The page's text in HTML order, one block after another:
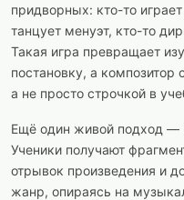
придворных: кто-то
танцует менуэт, кто-то
Такая игра превращает
постановку, а
а не просто строчкой в
Ещё один живой подход —
Ученики получают
отрывок произведения и
жанр, опираясь на